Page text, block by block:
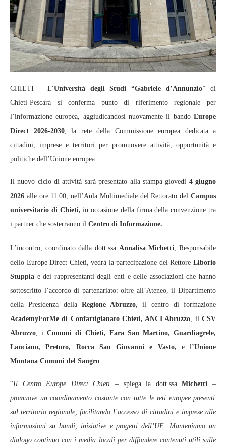
CHIETI – L’Università degli Studi “Gabriele d’Annunzio” di
Chieti‑Pescara si conferma punto di riferimento regionale per
l’informazione europea, aggiudicandosi nuovamente il bandoEurope
Direct 2026‑2030, la rete della Commissione europea dedicata a
cittadini, imprese e territori per promuovere attività, opportunità e
politiche dell’Unione europea.
Il nuovo ciclo di attività sarà presentato alla stampa giovedì 4 giugno
2026 alle ore 11:00, nell’Aula Multimediale del Rettorato del Campus
universitario di Chieti, in occasione della firma della convenzione tra
i partner che sosterranno il Centro di Informazione.
L’incontro, coordinato dalla dott.ssa Annalisa Michetti , Responsabile
dello Europe Direct Chieti, vedrà la partecipazione del Rettore Liborio
Stuppia e dei rappresentanti degli enti e delle associazioni che hanno
sottoscritto l’accordo di partenariato: oltre all’Ateneo, il Dipartimento
della Presidenza della Regione Abruzzo, il centro di formazione
AcademyForMe di Confartigianato Chieti, ANCI Abruzzo , ilCSV
Abruzzo , iComuni di Chieti, Fara San Martino, Guardiagrele,
Lanciano, Pretoro, Rocca San Giovanni e Vasto, e l’Unione
Montana Comuni del Sangro
“Il Centro Europe Direct Chieti – spiega la dott.ssaMichetti –
promuove un coordinamento costante con tutte le reti europee presenti
sul territorio regionale, facilitando l’accesso di cittadini e imprese alle
informazioni su bandi, iniziative e progetti dell’UE. Manteniamo un
dialogo continuo con i media locali per diffondere contenuti utili sulle